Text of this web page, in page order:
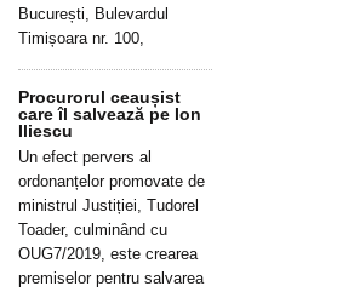
București, Bulevardul
Timișoara nr. 100,
Procurorul ceaușist
care îl salvează pe Ion
Iliescu
Un efect pervers al
ordonanțelor promovate de
ministrul Justiției, Tudorel
Toader, culminând cu
OUG7/2019, este crearea
premiselor pentru salvarea